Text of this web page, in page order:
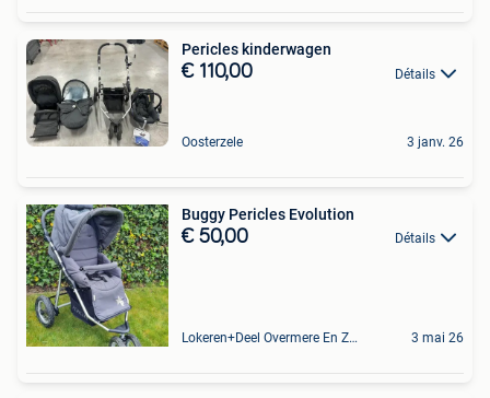
Pericles kinderwagen
€ 110,00 Détails
Oosterzele 3 janv. 26
Buggy Pericles Evolution
€ 50,00 Détails
Lokeren+Deel Overmere En Zele 3 mai 26